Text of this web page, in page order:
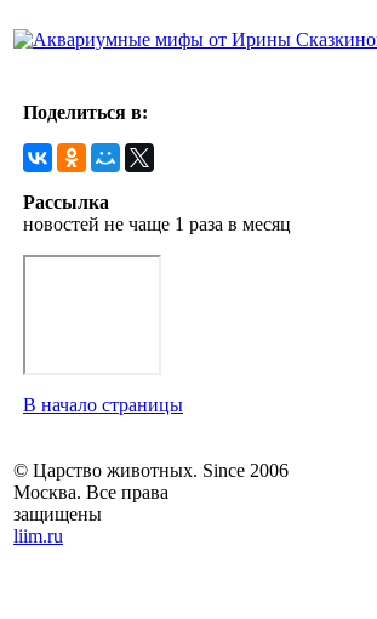
Поделиться в:
Рассылка
новостей не чаще 1 раза в месяц
В начало страницы
© Царство животных. Since 2006
Москва. Все права
защищены
liim.ru